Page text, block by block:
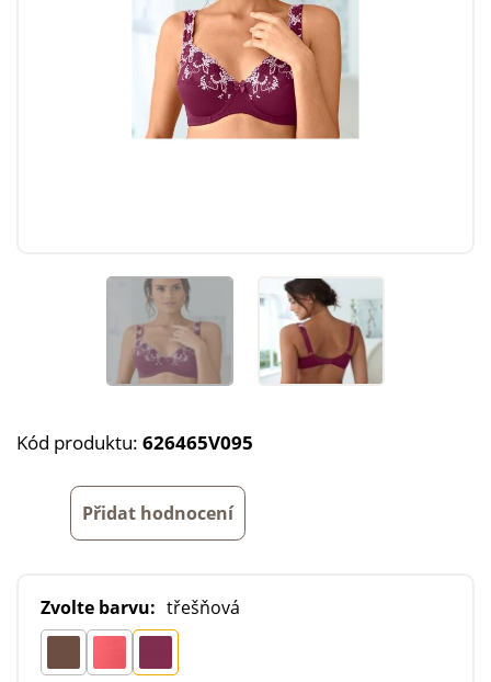
Kód produktu: 626465V095
Přidat hodnocení
Zvolte barvu: třešňová